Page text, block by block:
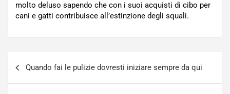
molto deluso sapendo che con i suoi acquisti di cibo per
cani e gatti contribuisce all’estinzione degli squali.
articoli
Quando fai le pulizie dovresti iniziare sempre da qui